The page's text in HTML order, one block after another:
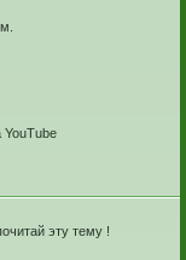
YouTube
эту тему !